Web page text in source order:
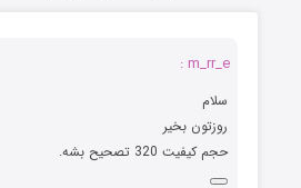
m_rr_e :
سلام
روزتون بخیر
حجم کیفیت 320 تصحیح بشه.